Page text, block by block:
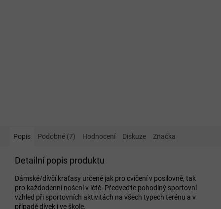
Popis Podobné (7) Hodnocení Diskuze Značka
Detailní popis produktu
Dámské/dívčí kraťasy určené jak pro cvičení v posilovně, tak
pro každodenní nošení v létě. Předveďte pohodlný sportovní
vzhled při sportovních aktivitách na všech typech terénu a v
případě dívek i ve škole.